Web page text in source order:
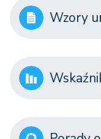
Wzory